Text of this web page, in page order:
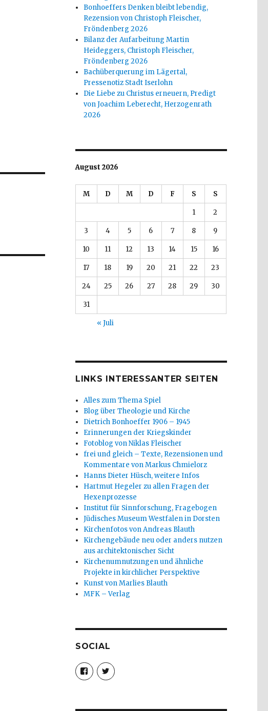
Bonhoeffers Denken bleibt lebendig,
Rezension von Christoph Fleischer,
Fröndenberg 2026
Bilanz der Aufarbeitung Martin
Heideggers, Christoph Fleischer,
Fröndenberg 2026
Bachüberquerung im Lägertal,
Pressenotiz Stadt Iserlohn
Die Liebe zu Christus erneuern, Predigt
von Joachim Leberecht, Herzogenrath
2026
August 2026
M D M D F S S
1 2
3 4 5 6 7 8 9
10 11 12 13 14 15 16
17 18 19 20 21 22 23
24 25 26 27 28 29 30
31
« Juli
LINKS INTERESSANTER SEITEN
Alles zum Thema Spiel
Blog über Theologie und Kirche
Dietrich Bonhoeffer 1906 – 1945
Erinnerungen der Kriegskinder
Fotoblog von Niklas Fleischer
frei und gleich – Texte, Rezensionen und
Kommentare von Markus Chmielorz
Hanns Dieter Hüsch, weitere Infos
Hartmut Hegeler zu allen Fragen der
Hexenprozesse
Institut für Sinnforschung, Fragebogen
Jüdisches Museum Westfalen in Dorsten
Kirchenfotos von Andreas Blauth
Kirchengebäude neu oder anders nutzen
aus architektonischer Sicht
Kirchenumnutzungen und ähnliche
Projekte in kirchlicher Perspektive
Kunst von Marlies Blauth
MFK – Verlag
SOCIAL
Profil
von
christoph.fleischer1
anzeigen
Profil
von
anzeigen